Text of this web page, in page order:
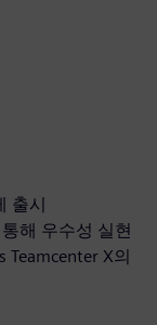
출시
해 우수성 실현
Teamcenter X의